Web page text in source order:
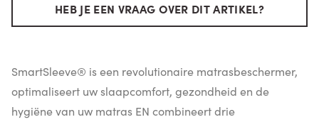
HEB JE EEN VRAAG OVER DIT ARTIKEL?
SmartSleeve® is een revolutionaire matrasbeschermer,
optimaliseert uw slaapcomfort, gezondheid en de
hygiëne van uw matras EN combineert drie